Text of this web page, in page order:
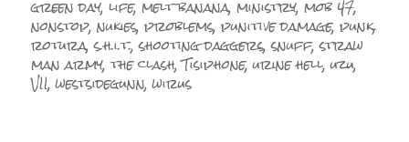
green day,life,melt banana,ministry,mob 47,
nonstop,nukies,problems,punitive damage,punk,
rotura,s.h.i.t.,shooting daggers,snuff,straw
man army,the clash,Tisiphone,urine hell,uzu,
VII,westsidegunn,wirus